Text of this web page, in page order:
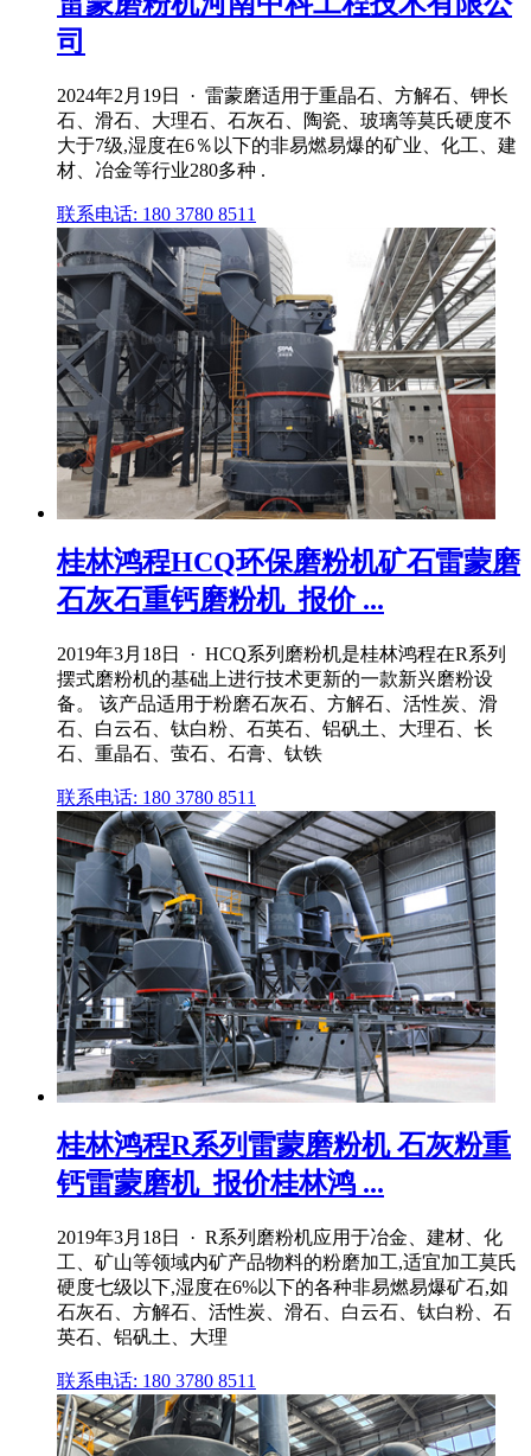
司
2024年2月19日 · 雷蒙磨适用于重晶石、方解石、钾长
石、滑石、大理石、石灰石、陶瓷、玻璃等莫氏硬度不
大于7级,湿度在6％以下的非易燃易爆的矿业、化工、建
材、冶金等行业280多种 .
联系电话: 180 3780 8511
桂林鸿程HCQ环保磨粉机矿石雷蒙磨
石灰石重钙磨粉机_报价 ...
2019年3月18日 · HCQ系列磨粉机是桂林鸿程在R系列
摆式磨粉机的基础上进行技术更新的一款新兴磨粉设
备。 该产品适用于粉磨石灰石、方解石、活性炭、滑
石、白云石、钛白粉、石英石、铝矾土、大理石、长
石、重晶石、萤石、石膏、钛铁
联系电话: 180 3780 8511
桂林鸿程R系列雷蒙磨粉机 石灰粉重
钙雷蒙磨机_报价桂林鸿 ...
2019年3月18日 · R系列磨粉机应用于冶金、建材、化
工、矿山等领域内矿产品物料的粉磨加工,适宜加工莫氏
硬度七级以下,湿度在6%以下的各种非易燃易爆矿石,如
石灰石、方解石、活性炭、滑石、白云石、钛白粉、石
英石、铝矾土、大理
联系电话: 180 3780 8511